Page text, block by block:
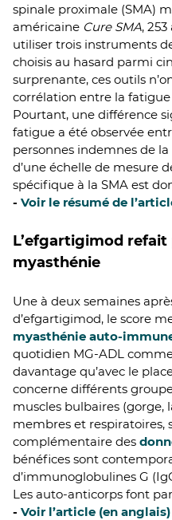
spinale proximale (SMA)
américaine Cure SMA,
utiliser trois instruments
choisis au hasard parmi
surprenante, ces outils
corrélation entre la
Pourtant, une différence
fatigue a été observée
personnes indemnes de
d’une échelle de mesure
spécifique à la SMA est
- Voir le résumé de
L’efgartigimod refait
myasthénie
Une à deux semaines
d’efgartigimod, le score
myasthénie auto-
quotidien MG-ADL
davantage qu’avec le
concerne différents
muscles bulbaires (gorge,
membres et respiratoires,
complémentaire des
bénéfices sont
d’immunoglobulines G
Les auto-anticorps font
- Voir l’article (en anglais)